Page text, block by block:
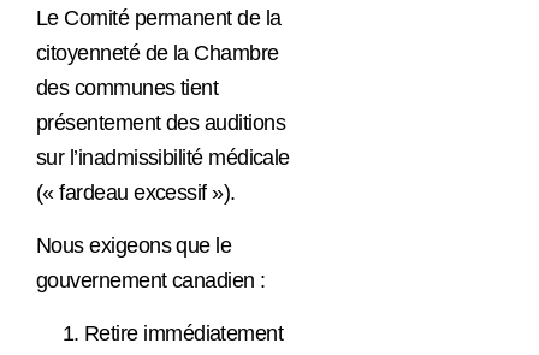
Le Comité permanent de la
citoyenneté de la Chambre
des communes tient
présentement des auditions
sur l’inadmissibilité médicale
(« fardeau excessif »).
Nous exigeons que le
gouvernement canadien :
Retire immédiatement